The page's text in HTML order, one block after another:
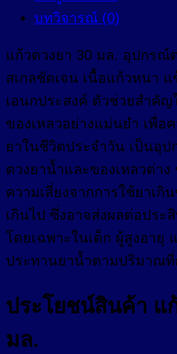
บทวิจารณ์ (0)
แก้วตวงยา 30 มล. อุปกรณ์
สเกลชัดเจน เนื้อแก้วหนา
เอนกประสงค์ ตัวช่วยสำคัญ
ของเหลวอย่างแม่นยำ เพื่อ
ยาในชีวิตประจำวัน เป็นอุ
ตวงยาน้ำและของเหลวต่า
ความเสี่ยงจากการใช้ยาเ
เกินไป ซึ่งอาจส่งผลต่อประ
โดยเฉพาะในเด็ก ผู้สูงอายุ
ประทานยาน้ำตามปริมาณที่
ประโยชน์สินค้า แ
มล.